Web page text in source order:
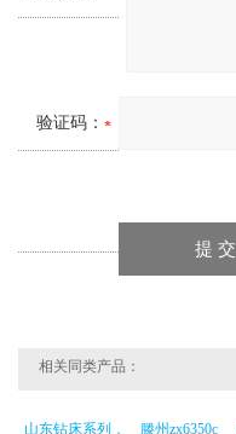
验证码：
相关同类产品：
山东钻床系列，
滕州zx6350c